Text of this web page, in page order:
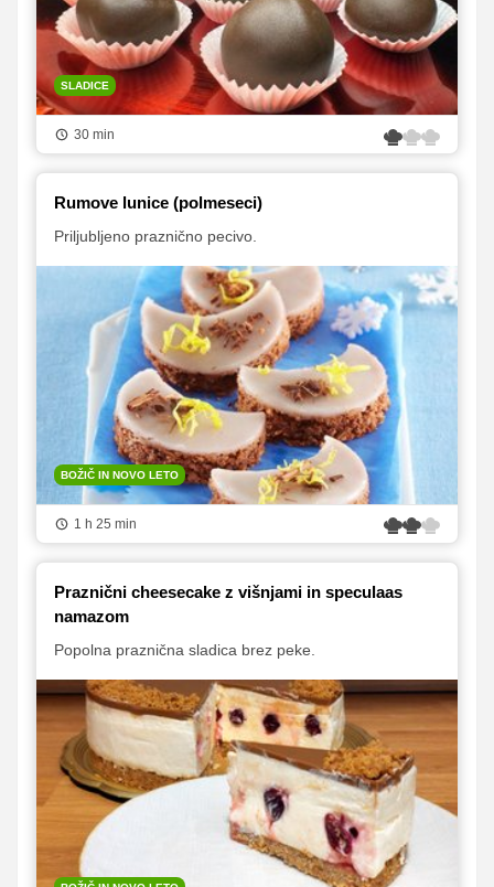
SLADICE
30 min
Rumove lunice (polmeseci)
Priljubljeno praznično pecivo.
BOŽIČ IN NOVO LETO
1 h 25 min
Praznični cheesecake z višnjami in speculaas
namazom
Popolna praznična sladica brez peke.